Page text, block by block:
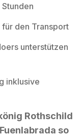
den Transport
unterstützen
inklusive
Rothschild
so